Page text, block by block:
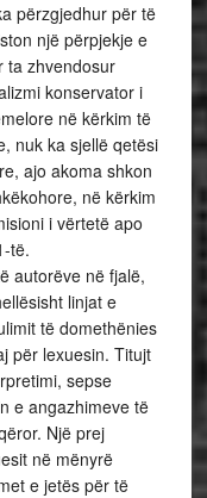
përzgjedhur për të
një përpjekje e
ta zhvendosur
konservator i
në kërkim të
nuk ka sjellë qetësi
ajo akoma shkon
në kërkim
i vërtetë apo
të.
autorëve në fjalë,
linjat e
të domethënies
për lexuesin. Titujt
sepse
e angazhimeve të
Një prej
në mënyrë
e jetës për të